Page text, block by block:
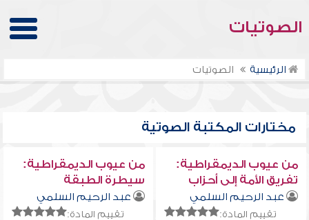
الصوتيات
الرئيسية الصوتيات
مختارات المكتبة الصوتية
من عيوب الديمقراطية:
تفريق الأمة إلى أحزاب
تتناحر فيما بينها
عبد الرحيم السلمي
تقييم المادة:
من عيوب الديمقراطية:
سيطرة الطبقة
الرأسمالية
عبد الرحيم السلمي
تقييم المادة: